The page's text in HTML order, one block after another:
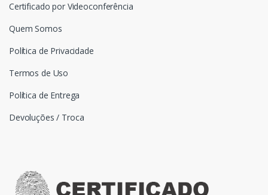
Certificado por Videoconferência
Quem Somos
Política de Privacidade
Termos de Uso
Política de Entrega
Devoluções / Troca